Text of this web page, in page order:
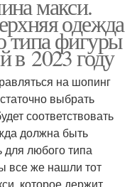
макси.
одежда
типа фигуры
в 2023 году
на шопинг
выбрать
соответствовать
должна быть
для любого типа
все же нашли тот